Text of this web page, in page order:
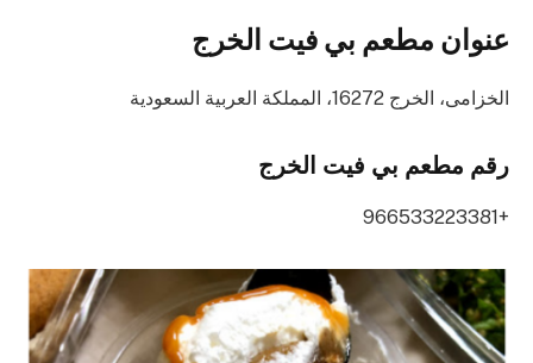
عنوان مطعم بي فيت الخرج
الخزامى، الخرج 16272، المملكة العربية السعودية
رقم مطعم بي فيت الخرج
+966533223381